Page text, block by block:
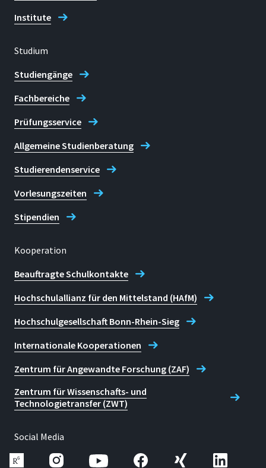
Institute
Studium
Studiengänge
Fachbereiche
Prüfungsservice
Allgemeine Studienberatung
Studierendenservice
Vorlesungszeiten
Stipendien
Kooperation
Beauftragte Schulkontakte
Hochschulallianz für den Mittelstand (HAfM)
Hochschulgesellschaft Bonn-Rhein-Sieg
Internationale Kooperationen
Zentrum für Angewandte Forschung (ZAF)
Zentrum für Wissenschafts- und
Technologietransfer (ZWT)
Social Media